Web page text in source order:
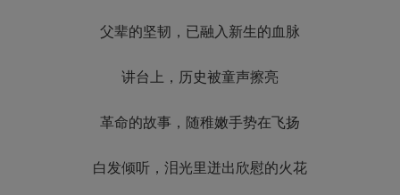
父辈的坚韧，已融入新生的血脉
讲台上，历史被童声擦亮
革命的故事，随稚嫩手势在飞扬
白发倾听，泪光里迸出欣慰的火花